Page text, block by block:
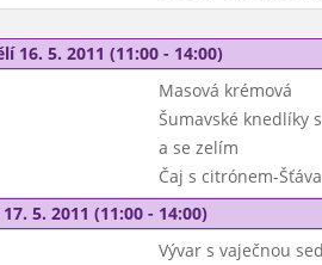
16. 5. 2011 (11:00 - 14:00)
Masová krémová
Šumavské knedlíky
a se zelím
Čaj s citrónem-
5. 2011 (11:00 - 14:00)
Vývar s vaječnou